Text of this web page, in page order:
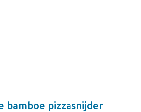
bamboe pizzasnijder